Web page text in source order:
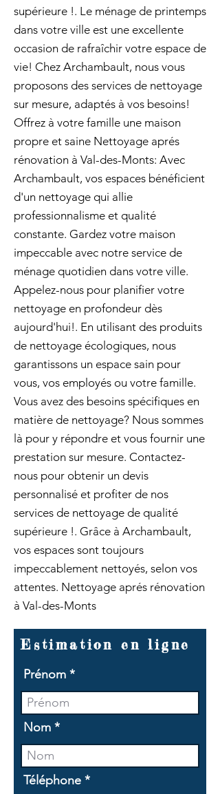
supérieure !. Le ménage de printemps
dans votre ville est une excellente
occasion de rafraîchir votre espace de
vie! Chez Archambault, nous vous
proposons des services de nettoyage
sur mesure, adaptés à vos besoins!
Offrez à votre famille une maison
propre et saine Nettoyage aprés
rénovation à Val-des-Monts: Avec
Archambault, vos espaces bénéficient
d'un nettoyage qui allie
professionnalisme et qualité
constante. Gardez votre maison
impeccable avec notre service de
ménage quotidien dans votre ville.
Appelez-nous pour planifier votre
nettoyage en profondeur dès
aujourd'hui!. En utilisant des produits
de nettoyage écologiques, nous
garantissons un espace sain pour
vous, vos employés ou votre famille.
Vous avez des besoins spécifiques en
matière de nettoyage? Nous sommes
là pour y répondre et vous fournir une
prestation sur mesure. Contactez-
nous pour obtenir un devis
personnalisé et profiter de nos
services de nettoyage de qualité
supérieure !. Grâce à Archambault,
vos espaces sont toujours
impeccablement nettoyés, selon vos
attentes. Nettoyage aprés rénovation
à Val-des-Monts
Estimation en ligne
Prénom
Nom
Téléphone